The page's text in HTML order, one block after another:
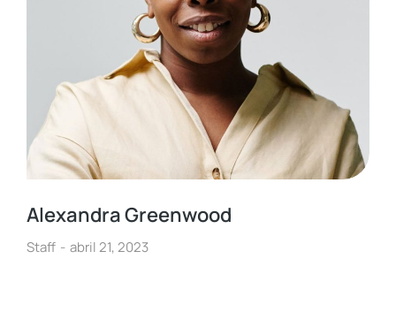
Alexandra Greenwood
Staff abril 21, 2023